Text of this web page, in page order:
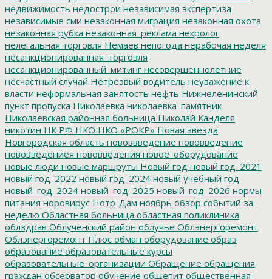
недвижимость недострои независимая экспертиза
независимые сми незаконная миграция незаконная охота
незаконная рубка незаконная_реклама некролог
нелегальная торговля Немаев непогода нерабочая неделя
несанкционированная_торговля
несанкционированный_митинг несовершеннолетние
несчастный случай Нетрезвый водитель неуважение к
власти неформальная занятость нефть Нижнеленинский
пункт пропуска Николаевка николаевка_памятник
Николаевская районная больница Николай Канделя
никотин НК РФ НКО НКО «РОКР» Новая звезда
Новгородская область нововвведение нововведение
нововведениея нововведения новое_оборудование
новые люди новые маршруты Новый год новый год_2021
новый год_2022 новый год_2024 новый учебный год
новый_год_2024 новый_год_2025 новый_год_2026 нормы
питания норовирус Нотр-Дам ноябрь обзор событий за
неделю Областная больница областная поликлиника
облздрав Облученский район облучье Облэнергоремонт
Облэнергоремонт Плюс обман оборудование образ
образование образовательные курсы
образовательные_организации Обращение обращения
граждан обсерватор обучение общепит общественная